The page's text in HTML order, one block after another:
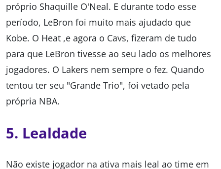
próprio Shaquille O'Neal. E durante todo esse
período, LeBron foi muito mais ajudado que
Kobe. O Heat ,e agora o Cavs, fizeram de tudo
para que LeBron tivesse ao seu lado os melhores
jogadores. O Lakers nem sempre o fez. Quando
tentou ter seu "Grande Trio", foi vetado pela
própria NBA.
5. Lealdade
Não existe jogador na ativa mais leal ao time em